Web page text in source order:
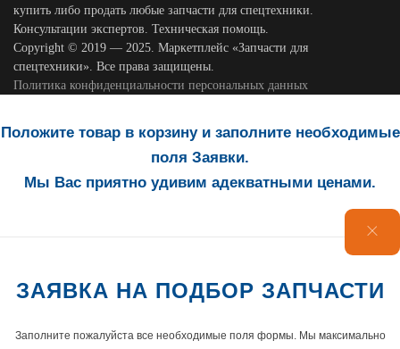
купить либо продать любые запчасти для спецтехники.
Консультации экспертов. Техническая помощь.
Copyright © 2019 — 2025. Маркетплейс «Запчасти для
спецтехники». Все права защищены.
Политика конфиденциальности персональных данных
Положите товар в корзину и заполните необходимые
поля Заявки.
Мы Вас приятно удивим адекватными ценами.
ЗАЯВКА НА ПОДБОР ЗАПЧАСТИ
Заполните пожалуйста все необходимые поля формы. Мы максимально